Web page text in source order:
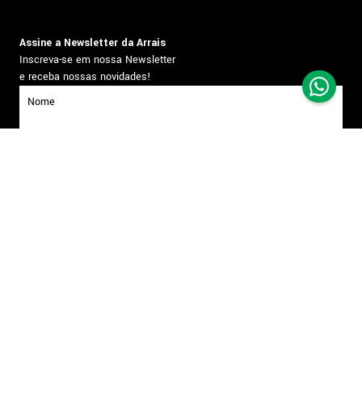
Assine a Newsletter da Arrais
Inscreva-se em nossa Newsletter
e receba nossas novidades!